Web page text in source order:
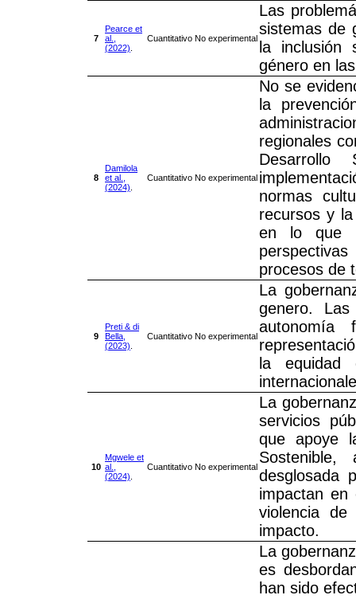
7
Pearce et
al.,
(2022)
Cuantitativo No experimental
Las
sistemas de
la inclusión
género en
8
Damilola
et al.,
(2024)
Cuantitativo No experimental
No se
la
regionales
Desarrollo
normas
recursos y
en lo que
procesos de
9
Preti & di
Bella,
(2023)
Cuantitativo No experimental
La
genero.
la equidad
10
Mgwele et
al.,
(2024)
Cuantitativo No experimental
La
servicios
que apoye
Sostenible,
desglosada
impactan
violencia
impacto.
La
es
han sido